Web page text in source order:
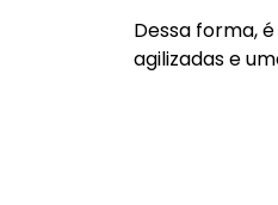
Dessa forma,
agilizadas e